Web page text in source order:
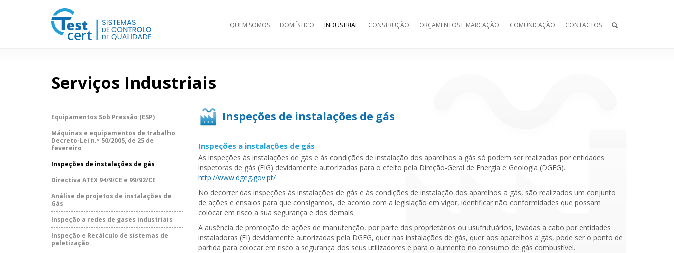
QUEM SOMOS DOMÉSTICO INDUSTRIAL CONSTRUÇÃO ORÇAMENTOS E MARCAÇÃO COMUNICAÇÃO CONTACTOS
Serviços Industriais
Equipamentos Sob Pressão (ESP)
Máquinas e equipamentos de trabalho
Decreto-Lei n.º 50/2005, de 25 de
fevereiro
Inspeções de instalações de gás
Directiva ATEX 94/9/CE e 99/92/CE
Análise de projetos de instalações de
Gás
Inspeção a redes de gases industriais
Inspeção e Recálculo de sistemas de
paletização
Inspeções de instalações de gás
Inspeções a instalações de gás
As inspeções às instalações de gás e às condições de instalação dos aparelhos a gás só podem ser realizadas por entidades
inspetoras de gás (EIG) devidamente autorizadas para o efeito pela Direção-Geral de Energia e Geologia (DGEG).
http://www.dgeg.gov.pt/
No decorrer das inspeções às instalações de gás e às condições de instalação dos aparelhos a gás, são realizados um conjunto
de ações e ensaios para que consigamos, de acordo com a legislação em vigor, identificar não conformidades que possam
colocar em risco a sua segurança e dos demais.
A ausência de promoção de ações de manutenção, por parte dos proprietários ou usufrutuários, levadas a cabo por entidades
instaladoras (EI) devidamente autorizadas pela DGEG, quer nas instalações de gás, quer aos aparelhos a gás, pode ser o ponto de
partida para colocar em risco a segurança dos seus utilizadores e para o aumento no consumo de gás combustível.